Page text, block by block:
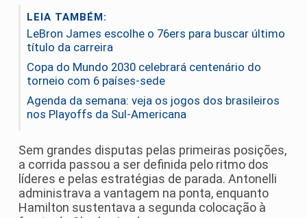
LEIA TAMBÉM:
LeBron James escolhe o 76ers para buscar último
título da carreira
Copa do Mundo 2030 celebrará centenário do
torneio com 6 países-sede
Agenda da semana: veja os jogos dos brasileiros
nos Playoffs da Sul-Americana
Sem grandes disputas pelas primeiras posições,
a corrida passou a ser definida pelo ritmo dos
líderes e pelas estratégias de parada. Antonelli
administrava a vantagem na ponta, enquanto
Hamilton sustentava a segunda colocação à